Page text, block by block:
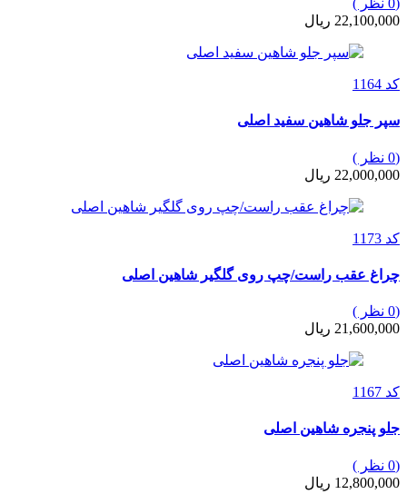
(0 نظر )
22,100,000 ریال
کد 1164
سپر جلو شاهین سفید اصلی
(0 نظر )
22,000,000 ریال
کد 1173
چراغ عقب راست/چپ روی گلگیر شاهین اصلی
(0 نظر )
21,600,000 ریال
کد 1167
جلو پنجره شاهین اصلی
(0 نظر )
12,800,000 ریال